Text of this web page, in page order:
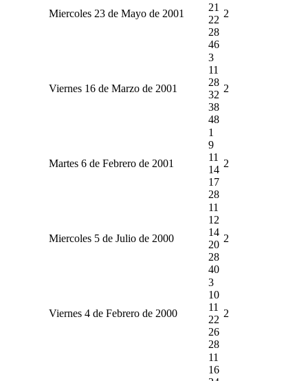
Miercoles 23 de Mayo de 2001
21
22
28
46
2
Viernes 16 de Marzo de 2001
3
11
28
32
38
48
2
Martes 6 de Febrero de 2001
1
9
11
14
17
28
2
Miercoles 5 de Julio de 2000
11
12
14
20
28
40
2
Viernes 4 de Febrero de 2000
3
10
11
22
26
28
2
11
16